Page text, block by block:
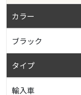
カラー
ブラック
タイプ
輸入車